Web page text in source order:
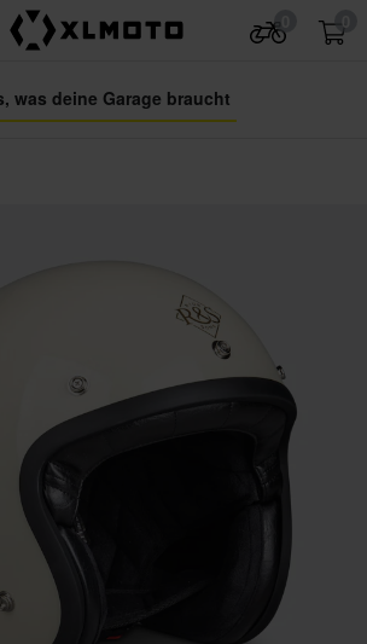
was deine Garage braucht